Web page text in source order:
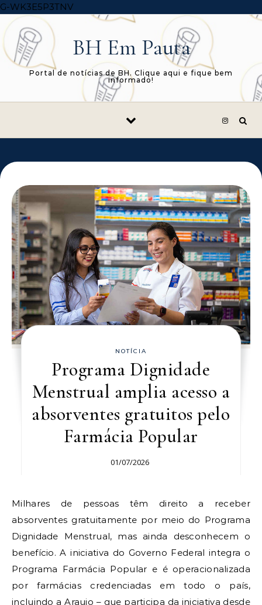
G-WK3E5P3TNVSkip to content
BH Em Pauta
Portal de notícias de BH. Clique aqui e fique bem
informado!
NOTÍCIA
Programa Dignidade
Menstrual amplia acesso a
absorventes gratuitos pelo
Farmácia Popular
01/07/2026
Milhares de pessoas têm direito a receber
absorventes gratuitamente por meio do Programa
Dignidade Menstrual, mas ainda desconhecem o
benefício. A iniciativa do Governo Federal integra o
Programa Farmácia Popular e é operacionalizada
por farmácias credenciadas em todo o país,
incluindo a Araujo – que participa da iniciativa desde